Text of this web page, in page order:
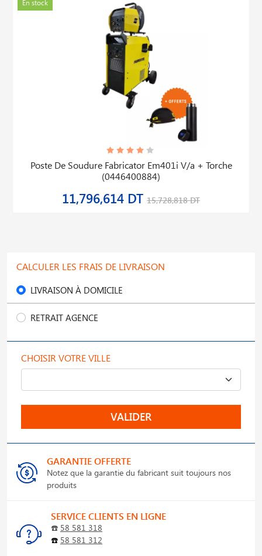
En stock
Poste De Soudure Fabricator Em401i V/a + Torche
(0446400884)
11,796,614 DT 15,728,818 DT
CALCULER LES FRAIS DE LIVRAISON
LIVRAISON À DOMICILE
RETRAIT AGENCE
CHOISIR VOTRE VILLE
VALIDER
GARANTIE OFFERTE
Notez que la garantie du fabricant suit toujours nos
produits
SERVICE CLIENTS EN LIGNE
☎️ 58 581 318
☎️ 58 581 312